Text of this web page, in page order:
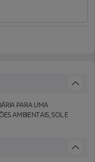
PARA UMA
AMBIENTAIS, SOL E